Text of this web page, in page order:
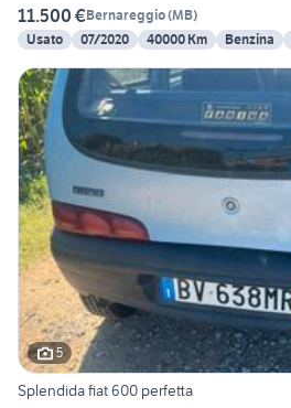
11.500 €Bernareggio(MB)
Usato
07/2020 40000 Km Benzina
5
Splendida fiat 600 perfetta